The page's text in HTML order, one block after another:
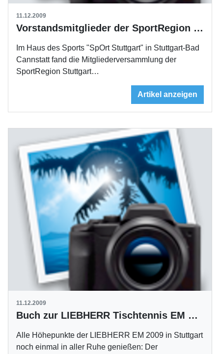
11.12.2009
Vorstandsmitglieder der SportRegion gewählt
Im Haus des Sports "SpOrt Stuttgart" in Stuttgart-Bad
Cannstatt fand die Mitgliederversammlung der
SportRegion Stuttgart…
Artikel anzeigen
11.12.2009
Buch zur LIEBHERR Tischtennis EM Stuttgart '09 erschienen
Alle Höhepunkte der LIEBHERR EM 2009 in Stuttgart
noch einmal in aller Ruhe genießen: Der